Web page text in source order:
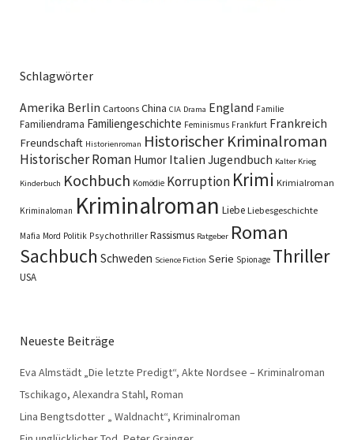
Schlagwörter
Amerika Berlin Cartoons China CIA Drama England Familie
Familiendrama Familiengeschichte Feminismus Frankfurt Frankreich
Freundschaft Historienroman Historischer Kriminalroman
Historischer Roman Humor Italien Jugendbuch Kalter Krieg
Kinderbuch Kochbuch Komödie Korruption Krimi Krimialroman
Kriminaloman Kriminalroman Liebe Liebesgeschichte
Mafia Mord Politik Psychothriller Rassismus Ratgeber Roman
Sachbuch Schweden Science Fiction Serie Spionage Thriller
USA
Neueste Beiträge
Eva Almstädt „Die letzte Predigt“, Akte Nordsee – Kriminalroman
Tschikago, Alexandra Stahl, Roman
Lina Bengtsdotter „ Waldnacht“, Kriminalroman